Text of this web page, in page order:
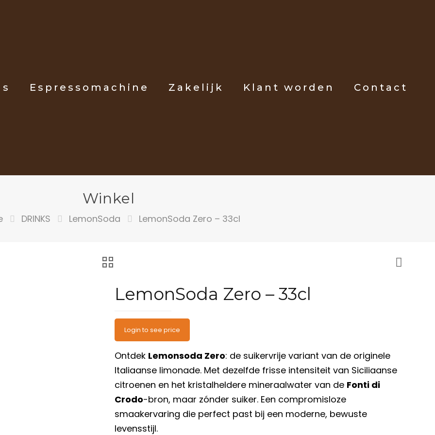
Espressomachine Zakelijk Klant worden Contact
Winkel
DRINKS LemonSoda LemonSoda Zero – 33cl
LemonSoda Zero – 33cl
Login to see price
Ontdek Lemonsoda Zero: de suikervrije variant van de originele
Italiaanse limonade. Met dezelfde frisse intensiteit van Siciliaanse
citroenen en het kristalheldere mineraalwater van de Fonti di
Crodo-bron, maar zónder suiker. Een compromisloze
smaakervaring die perfect past bij een moderne, bewuste
levensstijl.